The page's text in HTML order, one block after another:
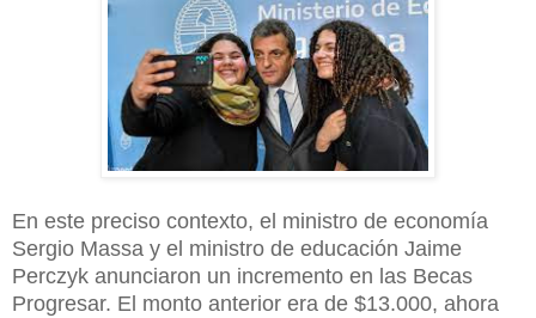
En este preciso contexto, el ministro de economía
Sergio Massa y el ministro de educación Jaime
Perczyk anunciaron un incremento en las Becas
Progresar. El monto anterior era de $13.000, ahora